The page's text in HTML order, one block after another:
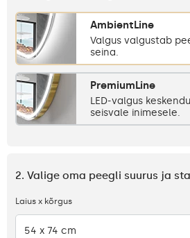
AmbientLine
Valgus valgustab
seina.
PremiumLine
LED-valgus
seisvale inimesele.
2. Valige oma peegli suurus ja
Laius x kõrgus
54 x 74 cm